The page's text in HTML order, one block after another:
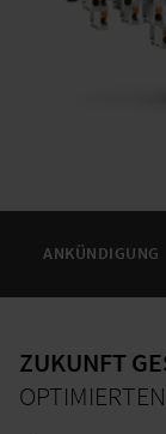
ZUKUNFT